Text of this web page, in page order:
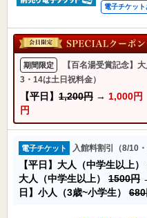
電子チケット
期間限定
【百名湯受賞記念】
3・14は土日祝料金）
【平日】 1,200円 → 1,000円
円
電子チケット 入館料割引（8/10
【平日】大人（中学生以上）
大人（中学生以上） 1500円
日】小人（3歳~小学生）